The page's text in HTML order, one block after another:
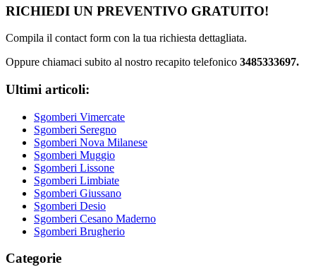
RICHIEDI UN PREVENTIVO GRATUITO!
Compila il contact form con la tua richiesta dettagliata.
Oppure chiamaci subito al nostro recapito telefonico 3485333697.
Ultimi articoli:
Sgomberi Vimercate
Sgomberi Seregno
Sgomberi Nova Milanese
Sgomberi Muggio
Sgomberi Lissone
Sgomberi Limbiate
Sgomberi Giussano
Sgomberi Desio
Sgomberi Cesano Maderno
Sgomberi Brugherio
Categorie